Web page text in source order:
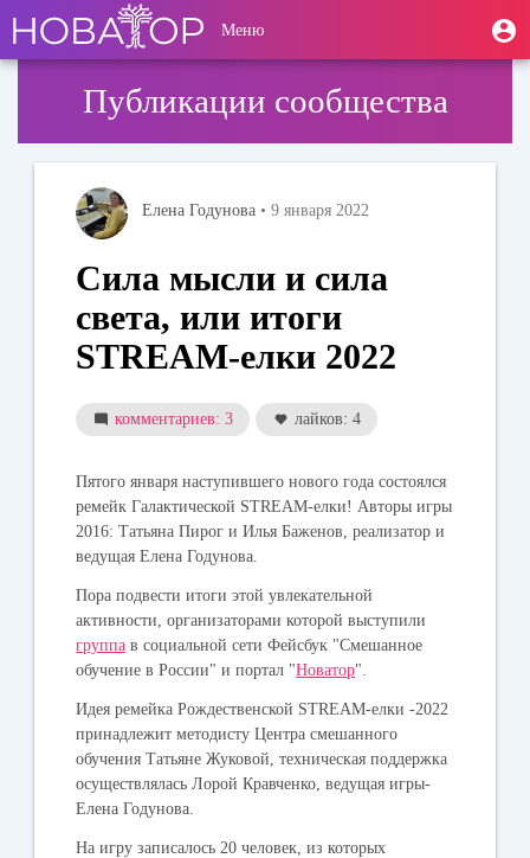
основному
содержанию
User
account
Меню
Публикации сообщества
Елена Годунова • 9 января 2022
Сила мысли и сила
света, или итоги
STREAM-елки 2022
комментариев: 3 лайков: 4
Пятого января наступившего нового года состоялся
ремейк Галактической STREAM-елки! Авторы игры
2016: Татьяна Пирог и Илья Баженов, реализатор и
ведущая Елена Годунова.
Пора подвести итоги этой увлекательной
активности, организаторами которой выступили
группа в социальной сети Фейсбук "Смешанное
обучение в России" и портал "Новатор".
Идея ремейка Рождественской STREAM-елки -2022
принадлежит методисту Центра смешанного
обучения Татьяне Жуковой, техническая поддержка
осуществлялась Лорой Кравченко, ведущая игры-
Елена Годунова.
На игру записалось 20 человек, из которых